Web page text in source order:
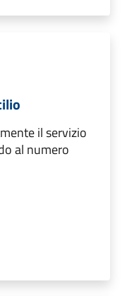
il servizio
al numero